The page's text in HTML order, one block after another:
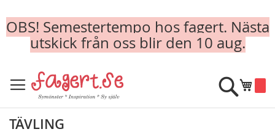
OBS! Semestertempo hos fagert. Nästa
utskick från oss blir den 10 aug.
to
Content
Min
Sök
TÄVLING